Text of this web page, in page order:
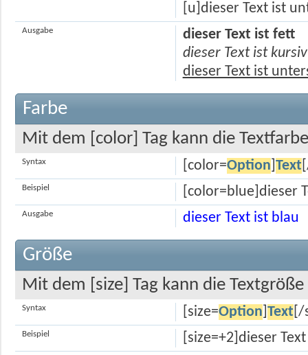
[u]dieser Text ist
dieser Text ist fett
dieser Text ist kursiv
dieser Text ist
Ausgabe
Farbe
Mit dem [color] Tag kann die
[color=Option Text
Syntax
[color=blue]dieser
Beispiel
dieser Text ist blau
Ausgabe
Größe
Mit dem [size] Tag kann die
[size=Option Text
Syntax
[size=+2]dieser
Beispiel